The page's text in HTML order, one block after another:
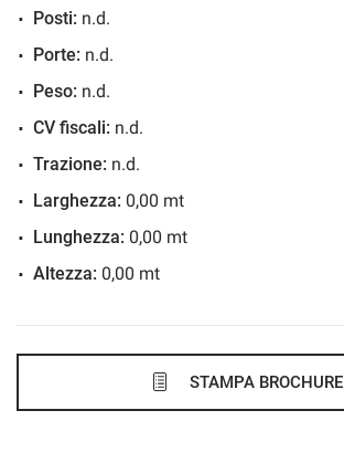
48 Mesi
610€/mese
36 Mesi
626€/mese
Posti: n.d.
Porte: n.d.
Peso: n.d.
CV fiscali: n.d.
Trazione: n.d.
Larghezza: 0,00 mt
Lunghezza: 0,00 mt
Altezza: 0,00 mt
STAMPA BROCHURE